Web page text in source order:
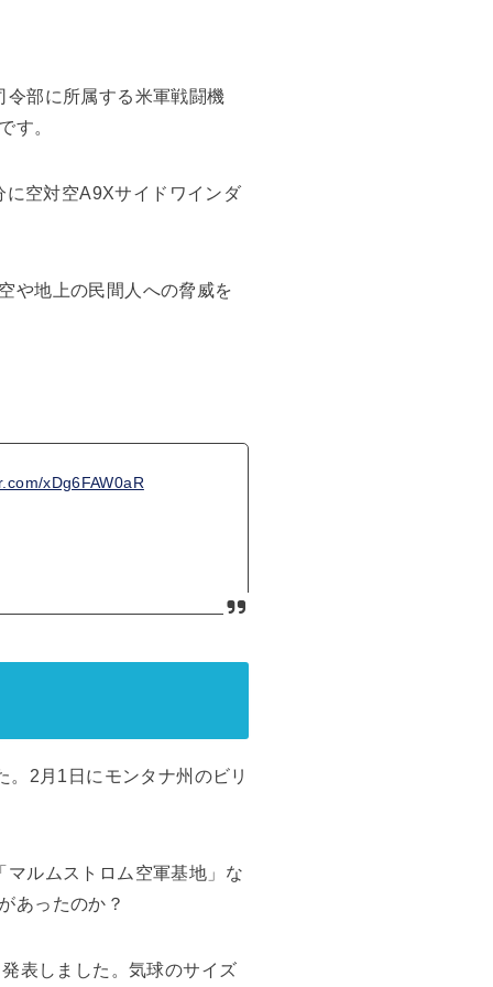
部に所属する米軍戦闘機
す。
空対空A9Xサイドワインダ
や地上の民間人への脅威を
xDg6FAW0aR
2月1日にモンタナ州のビリ
ルムストロム空軍基地」な
あったのか？
表しました。気球のサイズ